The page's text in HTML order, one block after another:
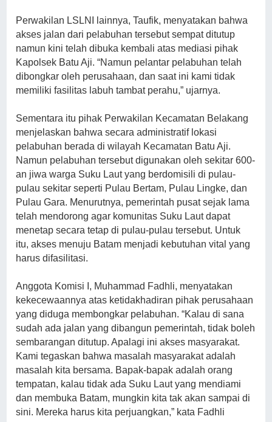
Perwakilan LSLNI lainnya, Taufik, menyatakan bahwa
akses jalan dari pelabuhan tersebut sempat ditutup
namun kini telah dibuka kembali atas mediasi pihak
Kapolsek Batu Aji. “Namun pelantar pelabuhan telah
dibongkar oleh perusahaan, dan saat ini kami tidak
memiliki fasilitas labuh tambat perahu,” ujarnya.
Sementara itu pihak Perwakilan Kecamatan Belakang
menjelaskan bahwa secara administratif lokasi
pelabuhan berada di wilayah Kecamatan Batu Aji.
Namun pelabuhan tersebut digunakan oleh sekitar 600-
an jiwa warga Suku Laut yang berdomisili di pulau-
pulau sekitar seperti Pulau Bertam, Pulau Lingke, dan
Pulau Gara. Menurutnya, pemerintah pusat sejak lama
telah mendorong agar komunitas Suku Laut dapat
menetap secara tetap di pulau-pulau tersebut. Untuk
itu, akses menuju Batam menjadi kebutuhan vital yang
harus difasilitasi.
Anggota Komisi I, Muhammad Fadhli, menyatakan
kekecewaannya atas ketidakhadiran pihak perusahaan
yang diduga membongkar pelabuhan. “Kalau di sana
sudah ada jalan yang dibangun pemerintah, tidak boleh
sembarangan ditutup. Apalagi ini akses masyarakat.
Kami tegaskan bahwa masalah masyarakat adalah
masalah kita bersama. Bapak-bapak adalah orang
tempatan, kalau tidak ada Suku Laut yang mendiami
dan membuka Batam, mungkin kita tak akan sampai di
sini. Mereka harus kita perjuangkan,” kata Fadhli